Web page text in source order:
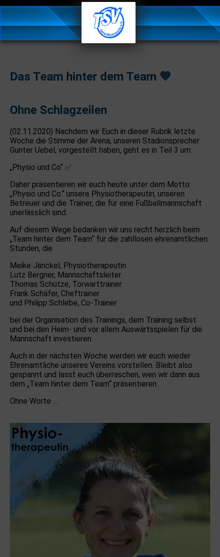
Das Team hinter dem Team 💙
Ohne Schlagzeilen
(02.11.2020) Nachdem wir Euch in dieser Rubrik letzte
Woche die Stimme der Arena, unseren Stadionsprecher
Gunter Uebel, vorgestellt haben, geht es in Teil 3 um:
„Physio und Co“ ✅
Daher präsentieren wir euch heute unter dem Motto:
„Physio und Co.“ unsere Physiotherapeutin, unseren
Betreuer und die Trainer, die für eine Fußballmannschaft
unerlässlich sind.
Auf diesem Wege bedanken wir uns recht herzlich beim
„Team hinter dem Team“ für die zahllosen ehrenamtlichen
Stunden, die
Meike Jänckel, Physiotherapeutin
Lutz Bergner, Mannschaftsleiter
Thomas Schütze, Torwarttrainer
Frank Schäfer, Cheftrainer
und Philipp Schlebe, Co-Trainer
bei der Organisation des Trainings, dem Training selbst
und bei den Heim- und vor allem Auswärtsspielen für die
Mannschaft investieren.
Auch in der nächsten Woche werden wir euch wieder
Ehrenamtliche unseres Vereins vorstellen. Bleibt also
gespannt und lasst euch überraschen, wen wir dann aus
dem „Team hinter dem Team“ präsentieren.
Ohne Worte …